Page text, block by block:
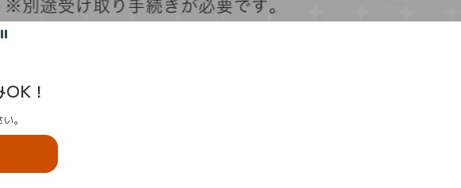
停止
！
。
いタブで開きます）